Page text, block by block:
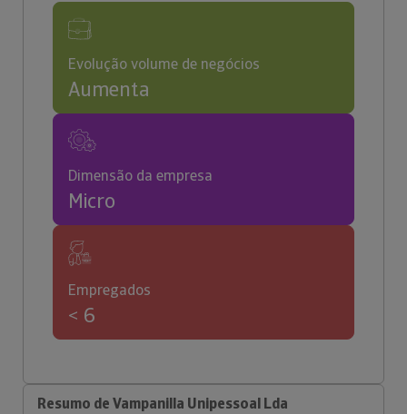
Evolução volume de negócios
Aumenta
Dimensão da empresa
Micro
Empregados
< 6
Resumo de Vampanilla Unipessoal Lda